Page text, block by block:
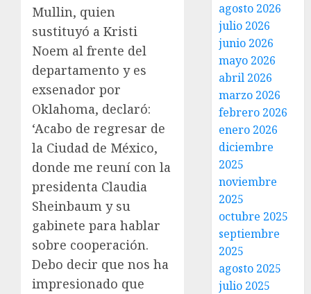
Mullin, quien
sustituyó a Kristi
Noem al frente del
departamento y es
exsenador por
Oklahoma, declaró:
‘Acabo de regresar de
la Ciudad de México,
donde me reuní con la
presidenta Claudia
Sheinbaum y su
gabinete para hablar
sobre cooperación.
Debo decir que nos ha
impresionado que
agosto 2026
julio 2026
junio 2026
mayo 2026
abril 2026
marzo 2026
febrero 2026
enero 2026
diciembre
2025
noviembre
2025
octubre 2025
septiembre
2025
agosto 2025
julio 2025